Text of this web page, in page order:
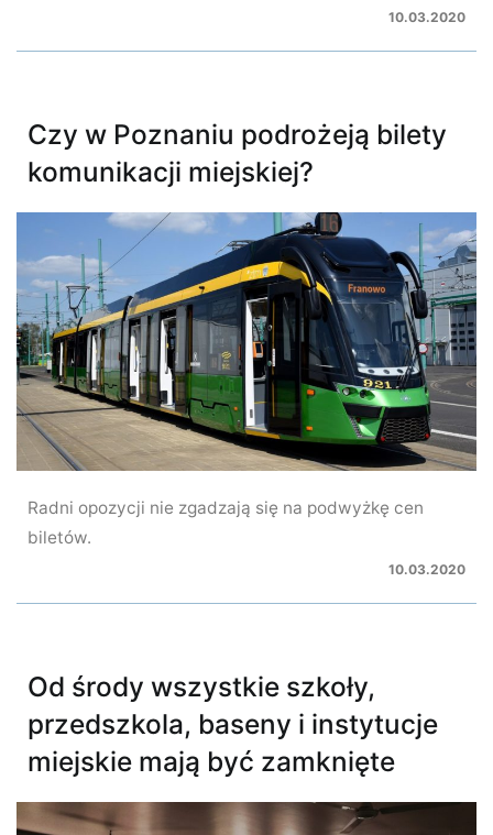
10.03.2020
Czy w Poznaniu podrożeją bilety
komunikacji miejskiej?
Radni opozycji nie zgadzają się na podwyżkę cen
biletów.
10.03.2020
Od środy wszystkie szkoły,
przedszkola, baseny i instytucje
miejskie mają być zamknięte